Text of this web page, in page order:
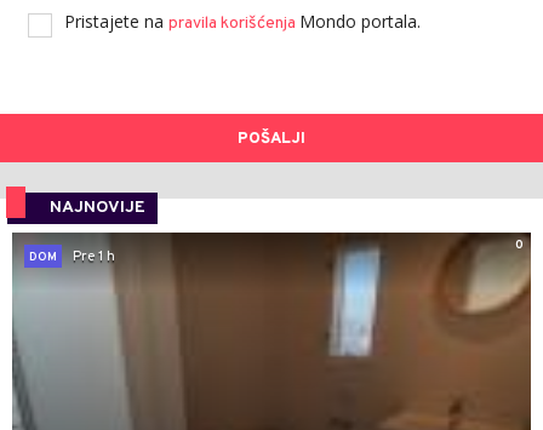
Pristajete na pravila korišćenja Mondo portala.
POŠALJI
NAJNOVIJE
0
DOM
Pre 1 h